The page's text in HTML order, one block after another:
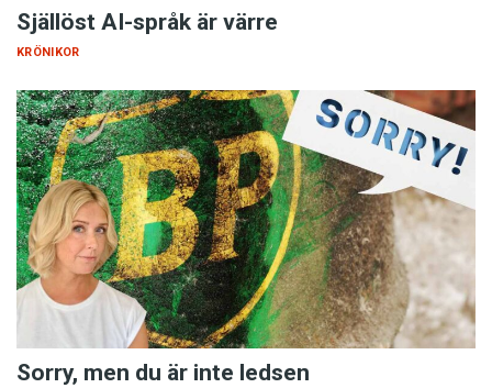
Själlöst AI-språk är värre
KRÖNIKOR
Sorry, men du är inte ledsen